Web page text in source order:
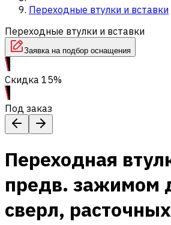
Переходные втулки и вставки
Переходные втулки и вставки
Заявка на подбор оснащения
Скидка 15%
Под заказ
Переходная
предв. зажимом
сверл,